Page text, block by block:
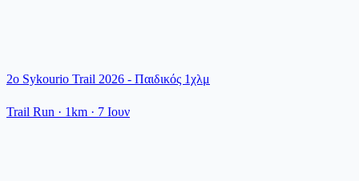
2ο Sykourio Trail 2026 - Παιδικός 1χλμ
Trail Run · 1km · 7 Ιουν